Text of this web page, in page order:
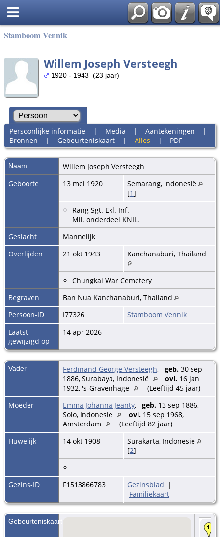
Stamboom Vennik
Willem Joseph Versteegh
1920 - 1943 (23 jaar)
Persoonlijke informatie | Media | Aantekeningen |
Bronnen | Gebeurteniskaart| Alles | PDF
Naam Willem Joseph Versteegh
Geboorte
13 mei 1920
Semarang, Indonesië
[1]
Rang Sgt. Ekl. Inf.
Mil. onderdeel KNIL.
Geslacht
Mannelijk
Overlijden
21 okt 1943 Kanchanaburi, Thailand
Chungkai War Cemetery
Begraven
Ban Nua Kanchanaburi, Thailand
Persoon-ID
I77326
Stamboom Vennik
Laatst
gewijzigd op
14 apr 2026
Vader Ferdinand George Versteegh, geb. 30 sep
1886, Surabaya, Indonesië
ovl. 16 jan
1932, 's-Gravenhage
(Leeftijd 45 jaar)
Moeder
Emma Johanna Jeanty, geb. 13 sep 1886,
Solo, Indonesie
ovl. 15 sep 1968,
Amsterdam
(Leeftijd 82 jaar)
Huwelijk
14 okt 1908
Surakarta, Indonesië
[2]
Gezins-ID F1513866783 Gezinsblad |
Familiekaart
Gebeurteniskaart